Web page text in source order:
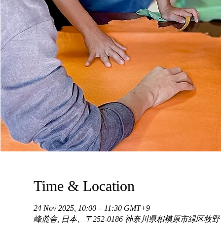
Time & Location
24 Nov 2025, 10:00 – 11:30 GMT+9
峰麓舎, 日本、〒252-0186 神奈川県相模原市緑区牧